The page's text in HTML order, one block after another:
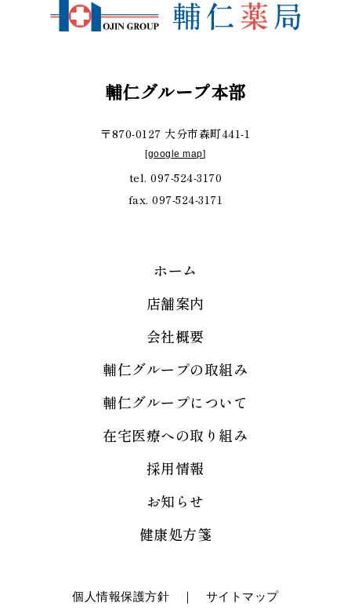
輔仁グループ本部
〒870-0127 大分市森町441-1
[google map]
tel. 097-524-3170
fax. 097-524-3171
ホーム
店舗案内
会社概要
輔仁グループの取組み
輔仁グループについて
在宅医療への取り組み
採用情報
お知らせ
健康処方箋
個人情報保護方針 ｜ サイトマップ